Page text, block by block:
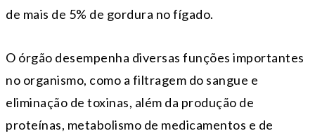
de mais de 5% de gordura no fígado.
O órgão desempenha diversas funções importantes
no organismo, como a filtragem do sangue e
eliminação de toxinas, além da produção de
proteínas, metabolismo de medicamentos e de